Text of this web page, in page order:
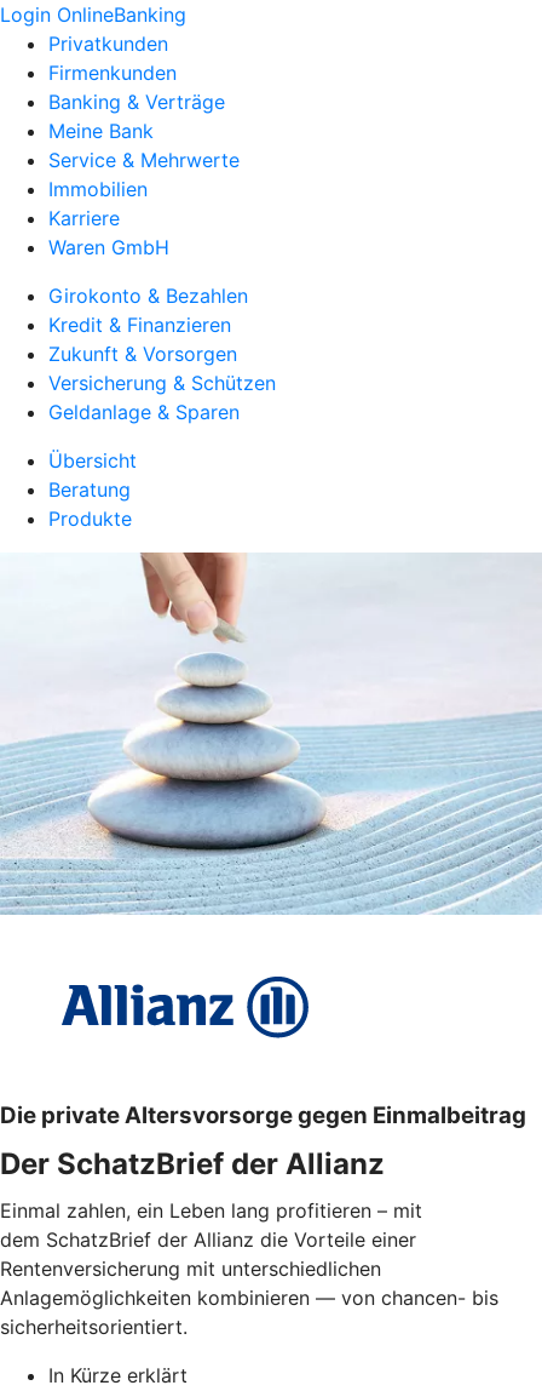
Login OnlineBanking
Privatkunden
Firmenkunden
Banking & Verträge
Meine Bank
Service & Mehrwerte
Immobilien
Karriere
Waren GmbH
Girokonto & Bezahlen
Kredit & Finanzieren
Zukunft & Vorsorgen
Versicherung & Schützen
Geldanlage & Sparen
Übersicht
Beratung
Produkte
Die private Altersvorsorge gegen Einmalbeitrag
Der SchatzBrief der Allianz
Einmal zahlen, ein Leben lang profitieren – mit
dem SchatzBrief der Allianz die Vorteile einer
Rentenversicherung mit unterschiedlichen
Anlagemöglichkeiten kombinieren — von chancen- bis
sicherheitsorientiert.
In Kürze erklärt